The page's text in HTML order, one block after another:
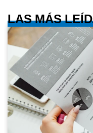
LAS MÁS
MI
MI
La